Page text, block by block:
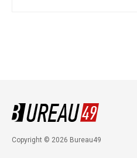
Copyright © 2026 Bureau49